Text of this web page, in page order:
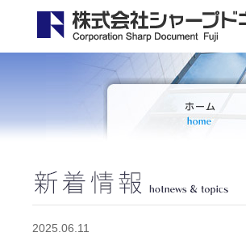
2025.06.11